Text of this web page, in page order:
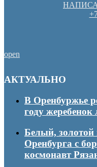
open
АКТУАЛЬНО
В Оренбуржье
году
Белый,
Оренбурга с
космонавт